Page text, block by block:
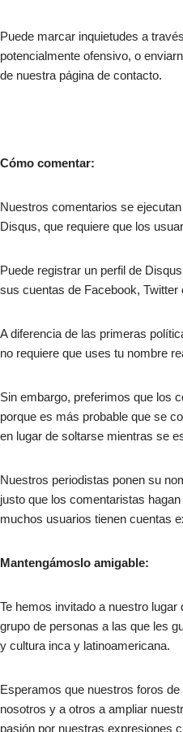
Puede marcar inquietudes a
potencialmente ofensivo, o
de nuestra página de contacto.
Cómo comentar:
Nuestros comentarios se
Disqus, que requiere que los
Puede registrar un perfil de
sus cuentas de Facebook, Twitter
A diferencia de las primeras
no requiere que uses tu nombre
Sin embargo, preferimos que los
porque es más probable que se
en lugar de soltarse mientras se
Nuestros periodistas ponen su
justo que los comentaristas
muchos usuarios tienen cuentas
Mantengámoslo amigable:
Te hemos invitado a nuestro
grupo de personas a las que les
y cultura inca y latinoamericana.
Esperamos que nuestros foros
nosotros y a otros a ampliar
pasión por nuestras expresiones